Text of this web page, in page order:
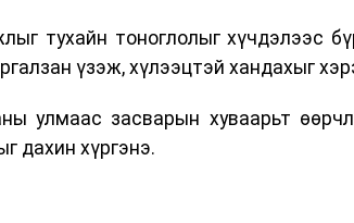
тухайн тоноглолыг хүчдэлээс
үзэж, хүлээцтэй хандахыг
улмаас засварын хуваарьт
дахин хүргэнэ.